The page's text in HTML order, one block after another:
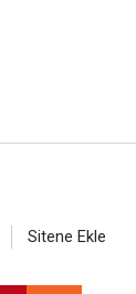
Sitene Ekle